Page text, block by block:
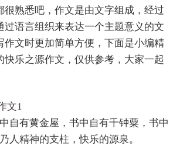
很熟悉吧，作文是由文字组成，经过
过语言组织来表达一个主题意义的文
作文时更加简单方便，下面是小编精
快乐之源作文，仅供参考，大家一起
文1
自有黄金屋，书中自有千钟粟，书中
人精神的支柱，快乐的源泉。